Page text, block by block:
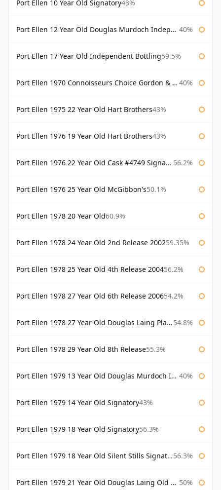
Port Ellen 10 Year Old Signatory43%
Port Ellen 12 Year Old Douglas Murdoch Independent Bottling 40%
Port Ellen 17 Year Old Independent Bottling59.5%
Port Ellen 1970 Connoisseurs Choice Gordon & Macphail 40%
Port Ellen 1975 22 Year Old Hart Brothers43%
Port Ellen 1976 19 Year Old Hart Brothers43%
Port Ellen 1976 22 Year Old Cask #4749 Signatory 56.2%
Port Ellen 1976 25 Year Old McGibbon's50.1%
Port Ellen 1978 20 Year Old60.9%
Port Ellen 1978 24 Year Old 2nd Release 200259.35%
Port Ellen 1978 25 Year Old 4th Release 200456.2%
Port Ellen 1978 27 Year Old 6th Release 200654.2%
Port Ellen 1978 27 Year Old Douglas Laing Platinum Selection 54.8%
Port Ellen 1978 29 Year Old 8th Release55.3%
Port Ellen 1979 13 Year Old Douglas Murdoch Independent Bottling 40%
Port Ellen 1979 14 Year Old Signatory43%
Port Ellen 1979 18 Year Old Signatory56.3%
Port Ellen 1979 18 Year Old Silent Stills Signatory 56.3%
Port Ellen 1979 21 Year Old Douglas Laing Old Malt Cask 50%